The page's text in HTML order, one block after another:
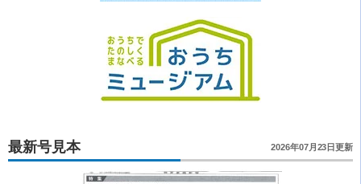
最新号見本 2026年07月23日更新